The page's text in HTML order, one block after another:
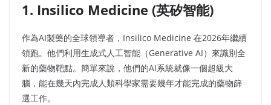
1. Insilico Medicine (英矽智能)
作為AI製藥的全球領導者，Insilico Medicine 在2026年繼續
領跑。他們利用生成式人工智能（Generative AI）來識別全
新的藥物靶點。簡單來說，他們的AI系統就像一個超級大
腦，能在幾天內完成人類科學家需要幾年才能完成的藥物篩
選工作。